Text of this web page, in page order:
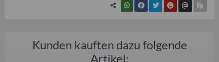
Kunden kauften dazu folgende
Artikel: